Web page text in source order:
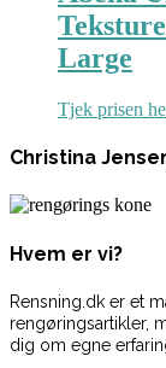
Large
Tjek prisen
Christina
Hvem er vi?
Rensning.dk er et
rengøringsartikler,
dig om egne